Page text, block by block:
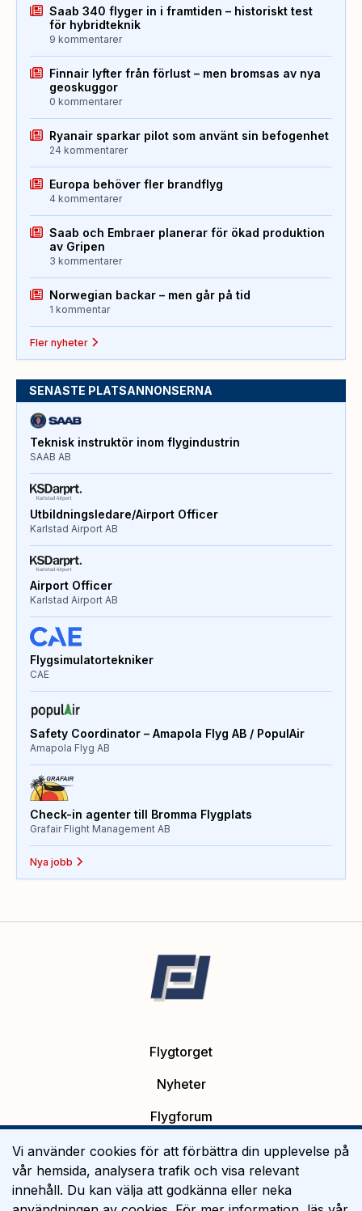
Saab 340 flyger in i framtiden – historiskt test
för hybridteknik
9 kommentarer
Finnair lyfter från förlust – men bromsas av nya
geoskuggor
0 kommentarer
Ryanair sparkar pilot som använt sin befogenhet
24 kommentarer
Europa behöver fler brandflyg
4 kommentarer
Saab och Embraer planerar för ökad produktion
av Gripen
3 kommentarer
Norwegian backar – men går på tid
1 kommentar
Fler nyheter
SENASTE PLATSANNONSERNA
Teknisk instruktör inom flygindustrin
SAAB AB
Utbildningsledare/Airport Officer
Karlstad Airport AB
Airport Officer
Karlstad Airport AB
Flygsimulatortekniker
CAE
Safety Coordinator – Amapola Flyg AB / PopulAir
Amapola Flyg AB
Check-in agenter till Bromma Flygplats
Grafair Flight Management AB
Nya jobb
Flygtorget
Nyheter
Flygforum
Platsannonser
Flygutbildning
Vi använder cookies för att förbättra din upplevelse på
vår hemsida, analysera trafik och visa relevant
innehåll. Du kan välja att godkänna eller neka